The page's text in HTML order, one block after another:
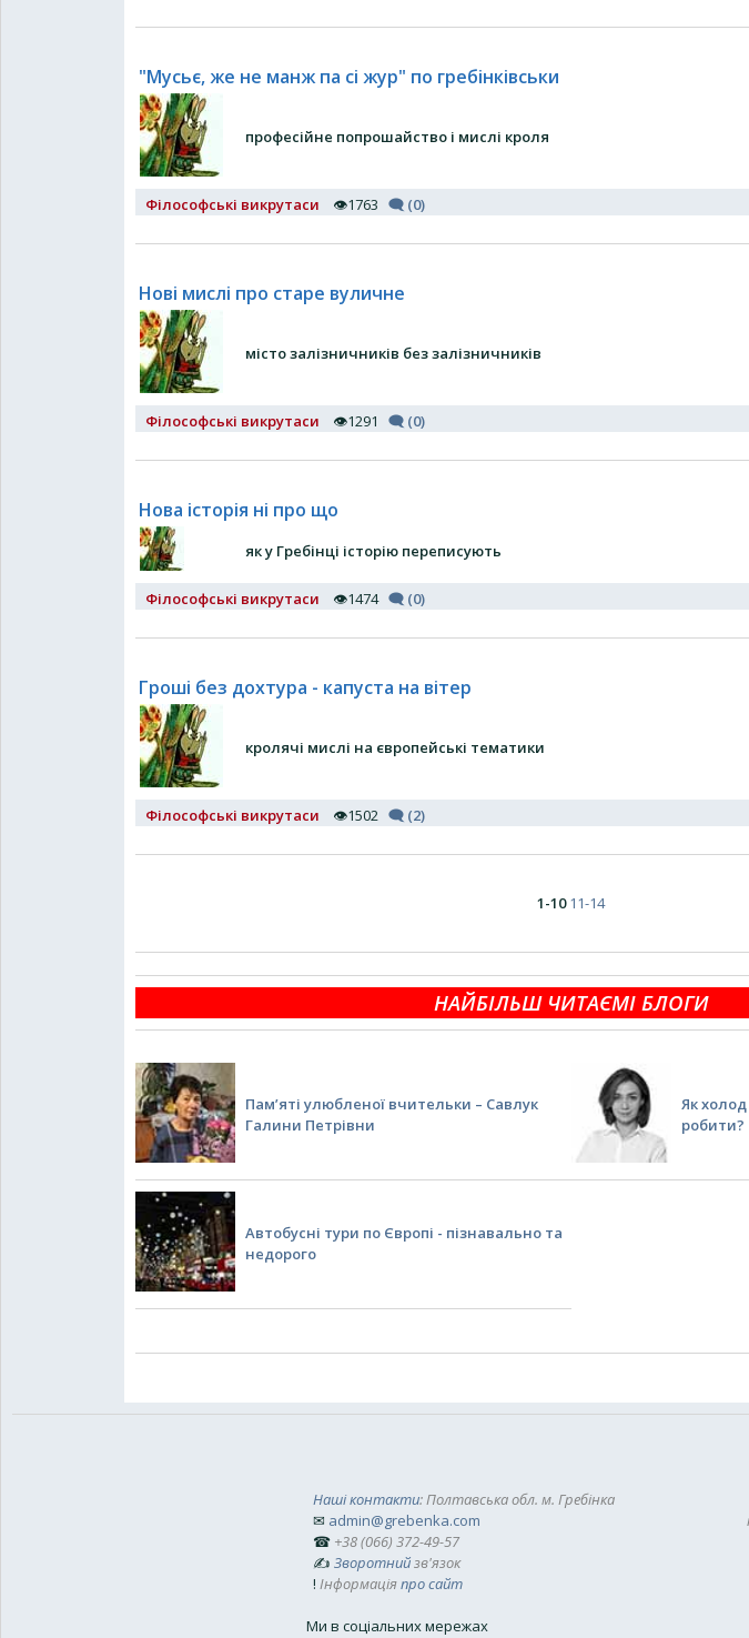
"Мусьє, же не манж па сі жур" по гребінківськи
професійне попрошайство і мислі кроля
Філософські викрутаси 👁1763 🗨 (0)
Нові мислі про старе вуличне
місто залізничників без залізничників
Філософські викрутаси 👁1291 🗨 (0)
Нова історія ні про що
як у Гребінці історію переписують
Філософські викрутаси 👁1474 🗨 (0)
Гроші без дохтура - капуста на вітер
кролячі мислі на європейські тематики
Філософські викрутаси 👁1502 🗨 (2)
1-10 11-14
НАЙБІЛЬШ ЧИТАЄМІ БЛОГИ
Пам’яті улюбленої вчительки – Савлук
Галини Петрівни
Як
робити?
Автобусні тури по Європі - пізнавально та
недорого
Наші контакти: Полтавська обл. м. Гребінка
✉ admin@grebenka.com
☎ +38 (066) 372-49-57
✍ Зворотнийзв'язок
! Інформаціяпро сайт
Ми в соціальних мережах